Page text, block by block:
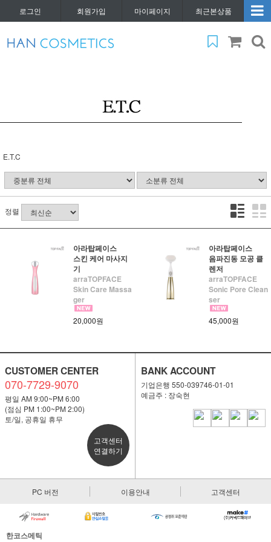
로그인 회원가입 마이페이지 최근본상품
E.T.C
정렬
아라탑페이스
스킨 케어 마사지
기
arraTOPFACE
Skin Care Massa
ger
20,000원
아라탑페이스
음파진동 모공 클
렌저
arraTOPFACE
Sonic Pore Clean
ser
45,000원
CUSTOMER CENTER
070-7729-9070
평일 AM 9:00~PM 6:00
(점심 PM 1:00~PM 2:00)
토/일, 공휴일 휴무
고객센터
연결하기
BANK ACCOUNT
기업은행 550-039746-01-01
예금주 : 장숙현
PC 버전 이용안내 고객센터
한코스메틱